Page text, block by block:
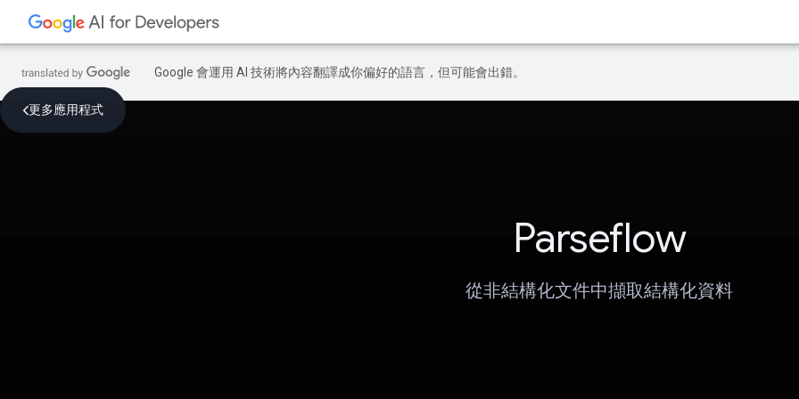
Google 會運用 AI 技術將內容翻譯成你偏好的語言，但可能會出錯。
更多應用程式
Parseflow
從非結構化文件中擷取結構化資料